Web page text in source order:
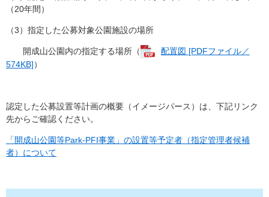
（20年間）
（3）指定した公募対象公園施設の場所
開成山公園内の指定する場所（
配置図 [PDFファイル／
574KB]）
認定した公募設置等計画の概要（イメージパース）は、下記リンク
先からご確認ください。
「開成山公園等Park-PFI事業」の設置等予定者（指定管理者候補
者）について​